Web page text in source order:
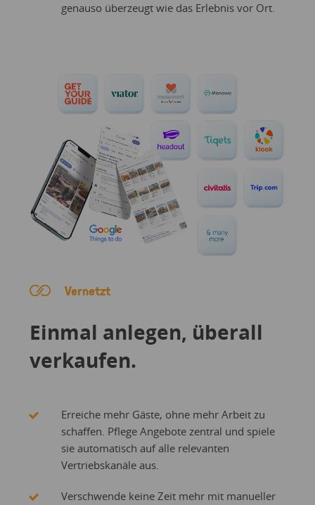
genauso überzeugt wie das Erlebnis vor Ort.
Vernetzt
Einmal anlegen, überall
verkaufen.
Erreiche mehr Gäste, ohne mehr Arbeit zu
schaffen. Pflege Angebote zentral und spiele
sie automatisch auf alle relevanten
Vertriebskanäle aus.
Verschwende keine Zeit mehr mit manueller